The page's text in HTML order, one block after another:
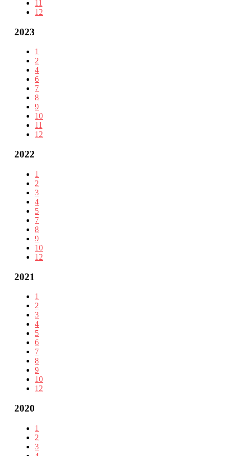
11
12
2023
1
2
4
6
7
8
9
10
11
12
2022
1
2
3
4
5
7
8
9
10
12
2021
1
2
3
4
5
6
7
8
9
10
12
2020
1
2
3